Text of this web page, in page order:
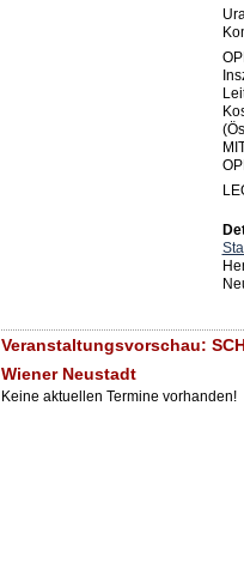
Veranstaltungsvorschau:
Wiener Neustadt
Keine aktuellen Termine vorhanden!